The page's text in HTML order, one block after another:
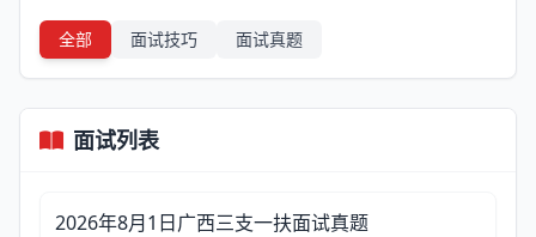
全部 面试技巧 面试真题
面试列表
2026年8月1日广西三支一扶面试真题